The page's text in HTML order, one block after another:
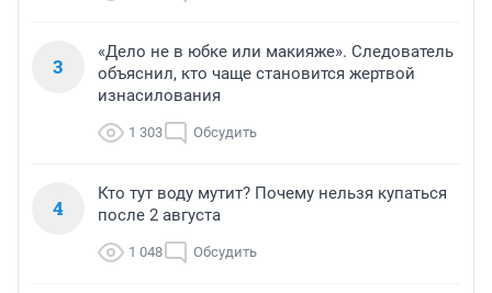
3
«Дело не в юбке или макияже». Следователь
объяснил, кто чаще становится жертвой
изнасилования
1 303 Обсудить
4
Кто тут воду мутит? Почему нельзя купаться
после 2 августа
1 048 Обсудить